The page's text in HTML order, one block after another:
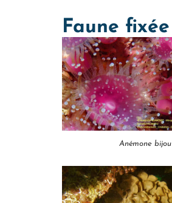
Faune fixée
Anémone bijou